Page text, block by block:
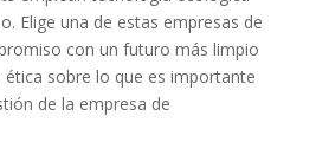
Elige una de estas empresas de
con un futuro más limpio
ética sobre lo que es importante
de la empresa de